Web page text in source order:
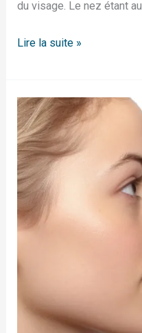
du visage. Le nez étant au
Lire la suite »
NEZ